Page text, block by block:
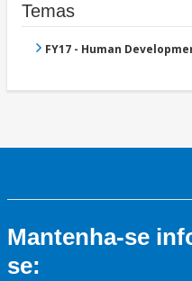
Temas
FY17 - Human
Mantenha-se
se: